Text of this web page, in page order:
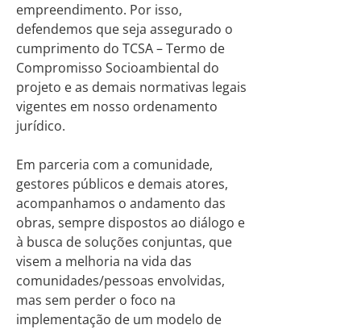
empreendimento. Por isso,
defendemos que seja assegurado o
cumprimento do TCSA – Termo de
Compromisso Socioambiental do
projeto e as demais normativas legais
vigentes em nosso ordenamento
jurídico.
Em parceria com a comunidade,
gestores públicos e demais atores,
acompanhamos o andamento das
obras, sempre dispostos ao diálogo e
à busca de soluções conjuntas, que
visem a melhoria na vida das
comunidades/pessoas envolvidas,
mas sem perder o foco na
implementação de um modelo de